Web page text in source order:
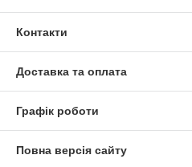
Контакти
Доставка та оплата
Графік роботи
Повна версія сайту